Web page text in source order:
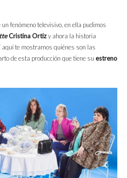
un fenómeno televisivo, en ella pudimos
Cristina Ortizy ahora la historia
aquí te mostramos quiénes son las
de esta producción que tiene su estreno